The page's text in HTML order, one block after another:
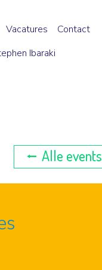
Ibaraki
Vacatures Contact
Alle events